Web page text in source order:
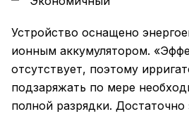
Устройство оснащено
ионным аккумулятором.
отсутствует, поэтому
подзаряжать по мере
полной разрядки.